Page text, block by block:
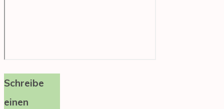
Schreibe
einen